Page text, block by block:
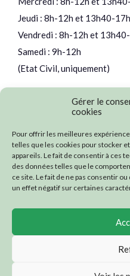
Gérer le
cookies
Pour offrir les meilleures
telles que les cookies pour stocker
appareils. Le fait de consentir à ces
des données telles que le
ce site. Le fait de ne pas consentir
un effet négatif sur certaines
Jeudi : 8h-12h et 13h40-
Vendredi : 8h-12h et
Samedi : 9h-12h
(Etat Civil, uniquement)